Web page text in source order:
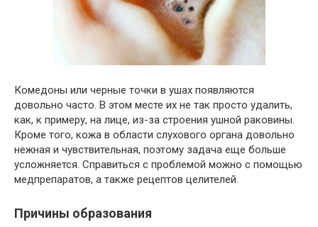
Комедоны или черные точки в ушах появляются
довольно часто. В этом месте их не так просто удалить,
как, к примеру, на лице, из-за строения ушной раковины.
Кроме того, кожа в области слухового органа довольно
нежная и чувствительная, поэтому задача еще больше
усложняется. Справиться с проблемой можно с помощью
медпрепаратов, а также рецептов целителей.
Причины образования